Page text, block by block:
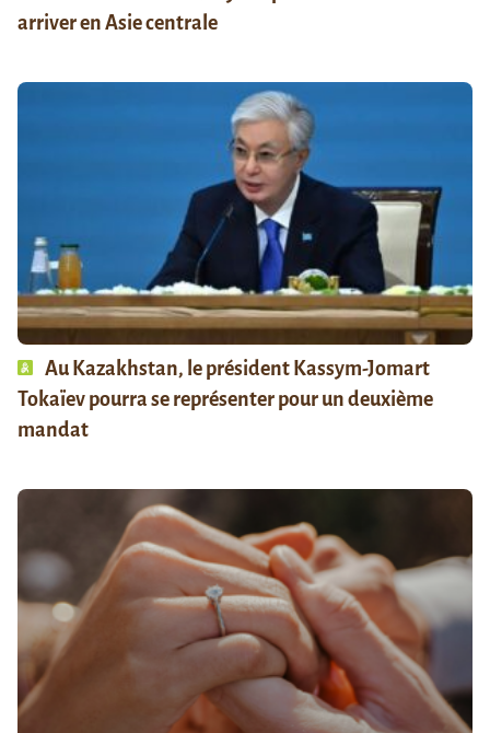
arriver en Asie centrale
Au Kazakhstan, le président Kassym-Jomart
Tokaïev pourra se représenter pour un deuxième
mandat